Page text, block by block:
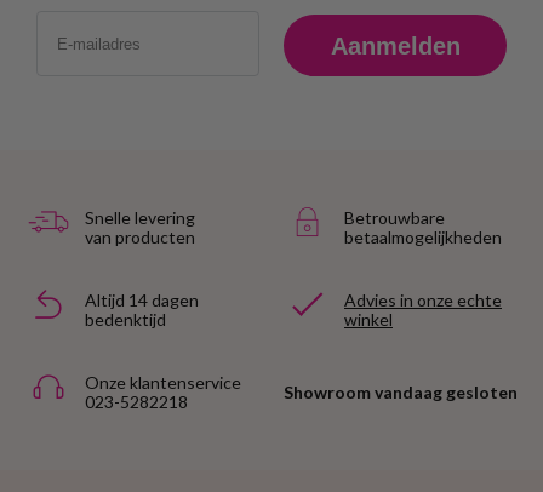
Aanmelden
Snelle levering
van producten
Betrouwbare
betaalmogelijkheden
Altijd 14 dagen
bedenktijd
Advies in onze echte
winkel
Onze klantenservice
023-5282218
Showroom vandaag gesloten